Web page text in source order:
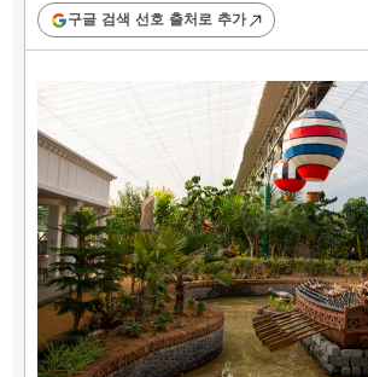
구글 검색 선호 출처로 추가